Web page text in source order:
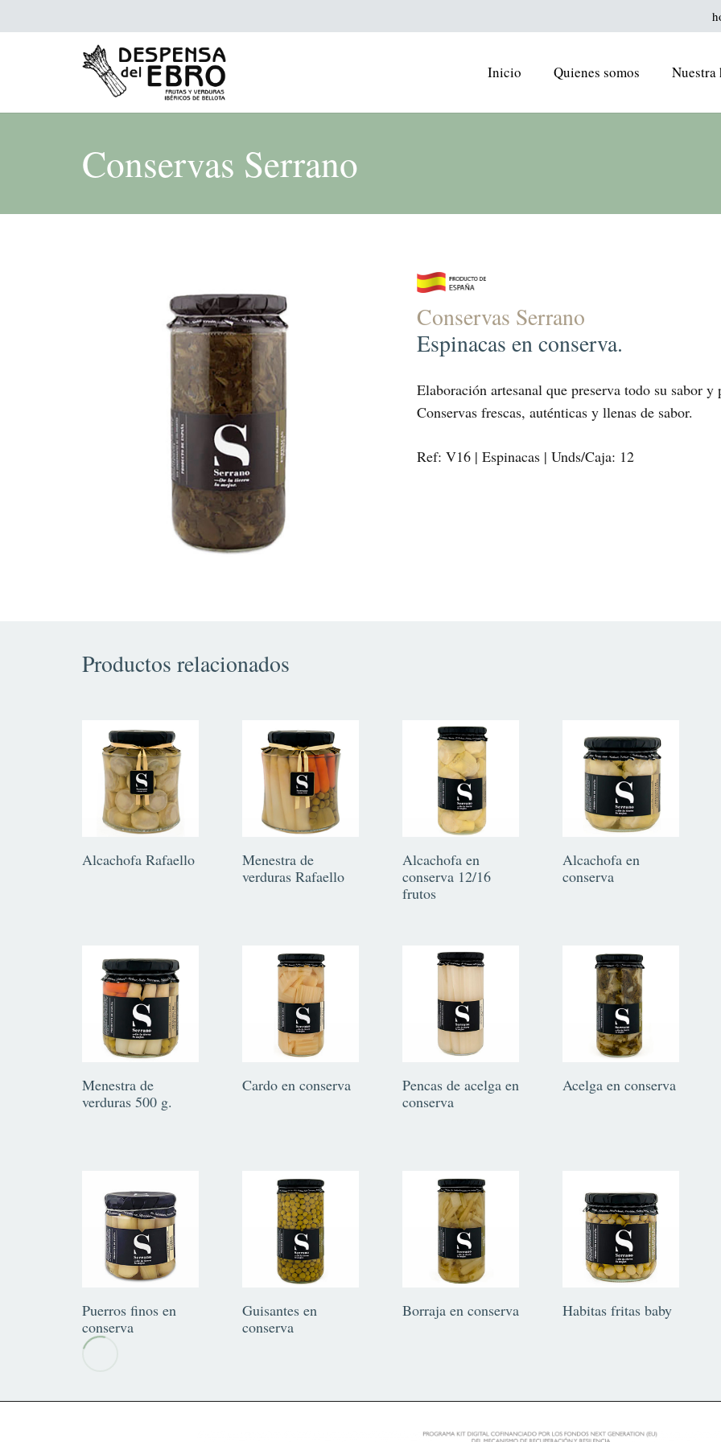
Inicio Quienes somos Nuestra
Conservas Serrano
Conservas Serrano
Espinacas en conserva.
Elaboración artesanal que preserva todo su sabor y
Conservas frescas, auténticas y llenas de sabor.
Ref: V16 | Espinacas | Unds/Caja: 12
Productos relacionados
Alcachofa Rafaello
Menestra de
verduras Rafaello
Alcachofa en
conserva 12/16
frutos
Alcachofa en
conserva
Menestra de
verduras 500 g.
Cardo en conserva
Pencas de acelga en
conserva
Acelga en conserva
Puerros finos en
conserva
Guisantes en
conserva
Borraja en conserva Habitas fritas baby